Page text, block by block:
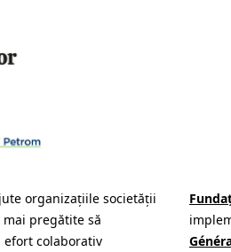
organizațiile societății
pregătite să
efort colaborativ